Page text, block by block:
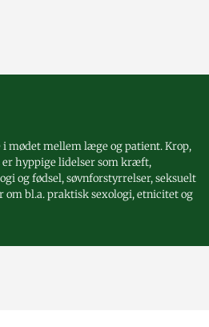
mødet mellem læge og patient. Krop,
er hyppige lidelser som kræft,
og fødsel, søvnforstyrrelser, seksuelt
bl.a. praktisk sexologi, etnicitet og